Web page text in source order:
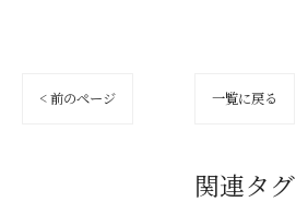
< 前のページ 一覧に戻る
関連タグ